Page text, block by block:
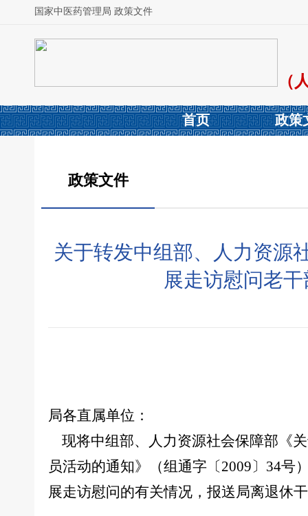
国家中医药管理局 政策文件
（
首页 政策
政策文件
关于转发中组部、人力资源
展走访慰问老
局各直属单位：
现将中组部、人力资源社会保障部《
员活动的通知》（组通字〔2009〕34号
展走访慰问的有关情况，报送局离退休